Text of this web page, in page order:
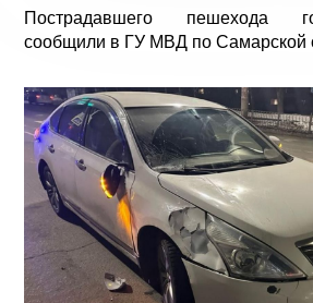
Пострадавшего пешехода
сообщили в ГУ МВД по Самарской